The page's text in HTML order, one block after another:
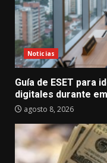
Noticias
Guía de ESET para
digitales durante
agosto 8, 2026